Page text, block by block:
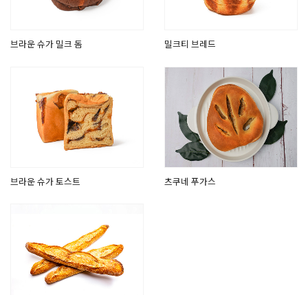
브라운 슈가 밀크 돔 밀크티 브레드
브라운 슈가 토스트 츠쿠네 푸가스